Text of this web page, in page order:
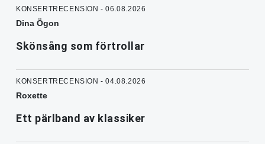
KONSERTRECENSION - 06.08.2026
Dina Ögon
Skönsång som förtrollar
KONSERTRECENSION - 04.08.2026
Roxette
Ett pärlband av klassiker